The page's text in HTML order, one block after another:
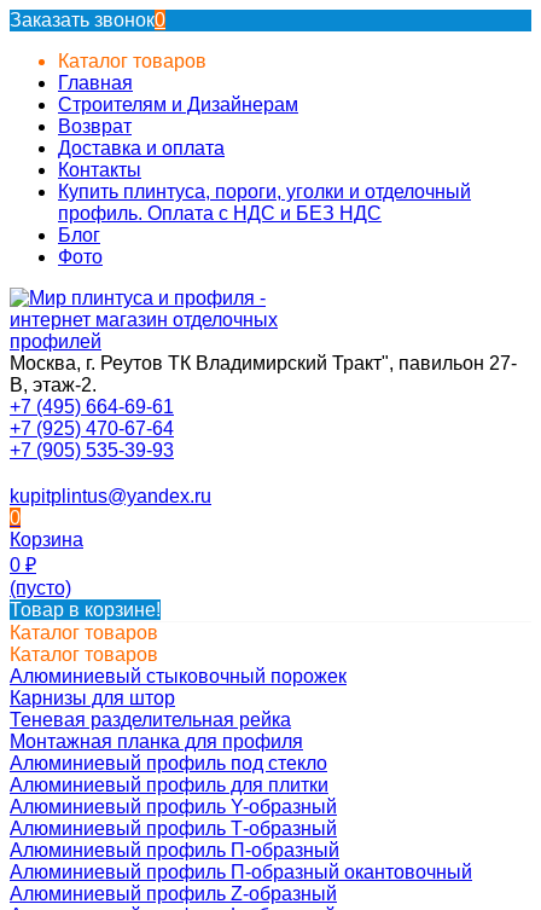
Заказать звонок0
Каталог товаров
Главная
Строителям и Дизайнерам
Возврат
Доставка и оплата
Контакты
Купить плинтуса, пороги, уголки и отделочный
профиль. Оплата с НДС и БЕЗ НДС
Блог
Фото
Москва, г. Реутов ТК Владимирский Тракт", павильон 27-
В, этаж-2.
+7 (495) 664-69-61
+7 (925) 470-67-64
+7 (905) 535-39-93
kupitplintus@yandex.ru
0
Корзина
0 ₽
(пусто)
Товар в корзине!
Каталог товаров
Каталог товаров
Алюминиевый стыковочный порожек
Карнизы для штор
Теневая разделительная рейка
Монтажная планка для профиля
Алюминиевый профиль под стекло
Алюминиевый профиль для плитки
Алюминиевый профиль Y-образный
Алюминиевый профиль Т-образный
Алюминиевый профиль П-образный
Алюминиевый профиль П-образный окантовочный
Алюминиевый профиль Z-образный